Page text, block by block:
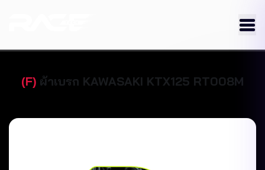
(F) ผ้าเบรก KAWASAKI KTX125 RT008M